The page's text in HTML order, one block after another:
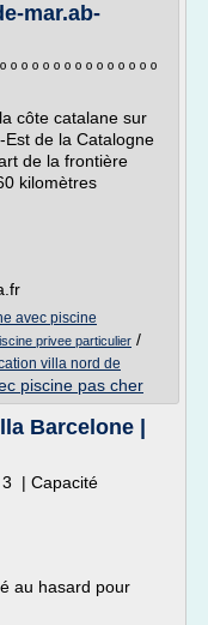
mar.ab-
º º º º º º º º º º º º º º
côte catalane sur
de la Catalogne
de la frontière
kilomètres
avec piscine
privee particulier /
villa nord de
piscine pas cher
Barcelone |
| Capacité
au hasard pour